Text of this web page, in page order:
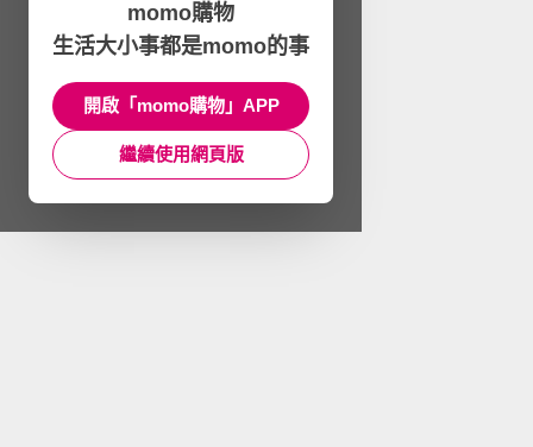
momo購物
生活大小事都是momo的事
開啟「momo購物」APP
繼續使用網頁版